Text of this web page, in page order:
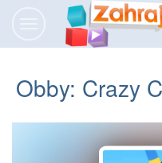
Obby: Crazy